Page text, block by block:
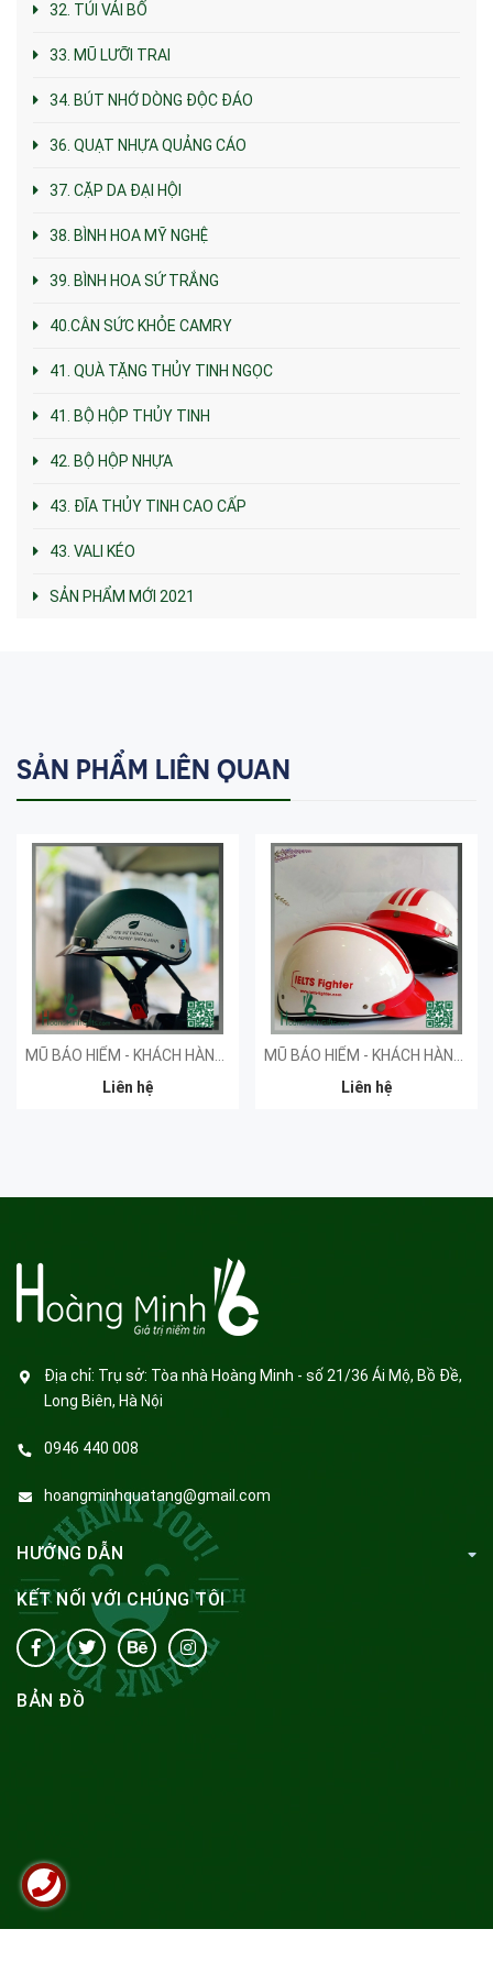
32. TÚI VẢI BỐ
33. MŨ LƯỠI TRAI
34. BÚT NHỚ DÒNG ĐỘC ĐÁO
36. QUẠT NHỰA QUẢNG CÁO
37. CẶP DA ĐẠI HỘI
38. BÌNH HOA MỸ NGHỆ
39. BÌNH HOA SỨ TRẮNG
40.CÂN SỨC KHỎE CAMRY
41. QUÀ TẶNG THỦY TINH NGỌC
41. BỘ HỘP THỦY TINH
42. BỘ HỘP NHỰA
43. ĐĨA THỦY TINH CAO CẤP
43. VALI KÉO
SẢN PHẨM MỚI 2021
SẢN PHẨM LIÊN QUAN
Liên hệ
Liên hệ
Địa chỉ: Trụ sở: Tòa nhà Hoàng Minh - số 21/36 Ái Mộ, Bồ Đề,
Long Biên, Hà Nội
0946 440 008
hoangminhquatang@gmail.com
HƯỚNG DẪN
KẾT NỐI VỚI CHÚNG TÔI
BẢN ĐỒ